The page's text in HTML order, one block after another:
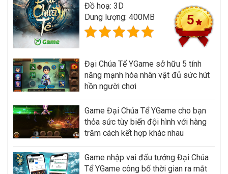
Đồ hoạ: 3D
Dung lượng: 400MB
5
Đại Chúa Tể YGame sở hữu 5 tính
năng mạnh hóa nhân vật đủ sức hút
hồn người chơi
Game Đại Chúa Tể YGame cho bạn
thỏa sức tùy biến đội hình với hàng
trăm cách kết hợp khác nhau
Game nhập vai đấu tướng Đại Chúa
Tể YGame công bố thời gian ra mắt